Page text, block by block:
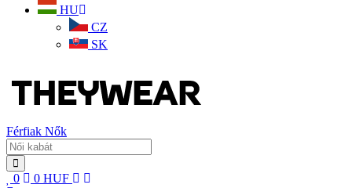
HU
CZ
SK
Férfiak Nők
0 0 HUF